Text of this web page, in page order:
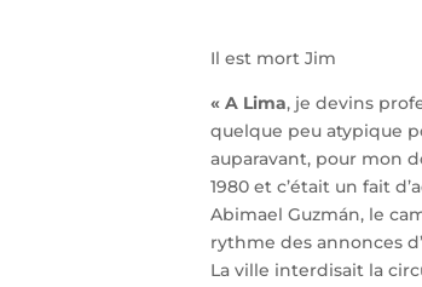
Il est mort Jim
« A Lima, je devins
quelque peu atypique
auparavant, pour mon
1980 et c’était un fait
Abimael Guzmán, le
rythme des annonces
La ville interdisait la